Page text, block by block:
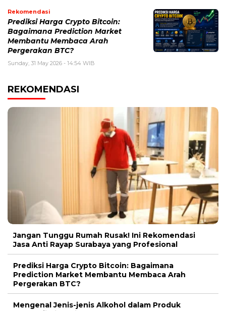
Rekomendasi
Prediksi Harga Crypto Bitcoin:
Bagaimana Prediction Market
Membantu Membaca Arah
Pergerakan BTC?
Sunday, 31 May 2026 - 14:54 WIB
REKOMENDASI
Jangan Tunggu Rumah Rusak! Ini Rekomendasi
Jasa Anti Rayap Surabaya yang Profesional
Prediksi Harga Crypto Bitcoin: Bagaimana
Prediction Market Membantu Membaca Arah
Pergerakan BTC?
Mengenal Jenis-jenis Alkohol dalam Produk